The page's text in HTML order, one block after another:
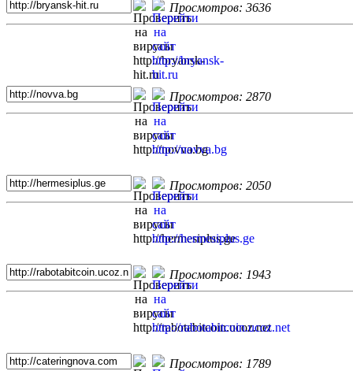
Просмотров: 3636
Просмотров: 2870
Просмотров: 2050
Просмотров: 1943
Просмотров: 1789